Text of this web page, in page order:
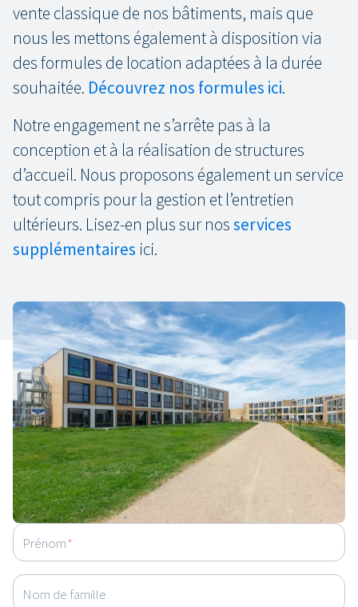
vente classique de nos bâtiments, mais que
nous les mettons également à disposition via
des formules de location adaptées à la durée
souhaitée. Découvrez nos formules ici.
Notre engagement ne s’arrête pas à la
conception et à la réalisation de structures
d’accueil. Nous proposons également un service
tout compris pour la gestion et l’entretien
ultérieurs. Lisez-en plus sur nosservices
supplémentaires ici.
La construction modulaire est-
elle la solution qu’il vous faut ?
Nous serons ravis d’en discuter avec vous ! Prenez rendez-
vous pour un entretien avec l’un de nos conseillers en
construction.
Prénom*
Nom de famille